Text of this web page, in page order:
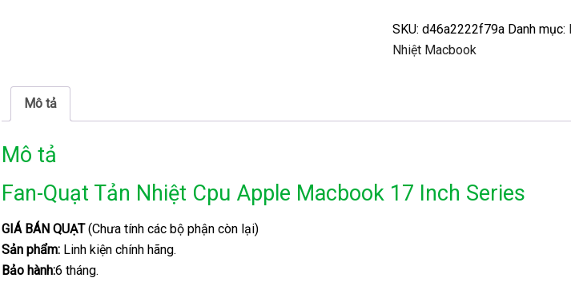
SKU: d46a2222f79a Danh mục:
Nhiệt Macbook
Mô tả
Mô tả
Fan-Quạt Tản Nhiệt Cpu Apple Macbook 17 Inch Series
GIÁ BÁN QUẠT(Chưa tính các bộ phận còn lại)
Sản phẩm: Linh kiện chính hãng.
Bảo hành:6 tháng.